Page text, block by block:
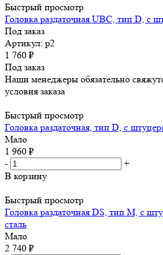
Быстрый просмотр
Головка раздаточная UBC, тип D, с
Под заказ
Артикул: р2
1 760 ₽
Под заказ
Наши менеджеры обязательно
условия заказа
Быстрый просмотр
Головка раздаточная, тип D, с
Мало
1 960 ₽
-
+
В корзину
Быстрый просмотр
Головка раздаточная DS, тип M, с
сталь
Мало
2 740 ₽